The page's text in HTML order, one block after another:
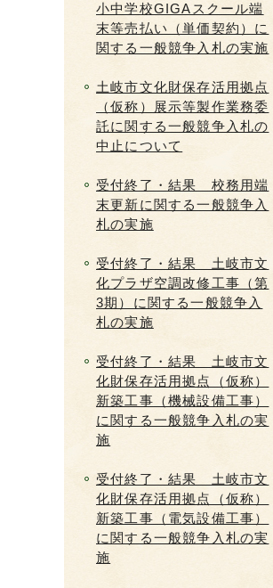
小中学校GIGAスクール端
末等売払い（単価契約）に
関する一般競争入札の実施
土岐市文化財保存活用拠点
（仮称）展示等製作業務委
託に関する一般競争入札の
中止について
受付終了・結果 校務用端
末更新に関する一般競争入
札の実施
受付終了・結果 土岐市文
化プラザ空調改修工事（第
3期）に関する一般競争入
札の実施
受付終了・結果 土岐市文
化財保存活用拠点（仮称）
新築工事（機械設備工事）
に関する一般競争入札の実
施
受付終了・結果 土岐市文
化財保存活用拠点（仮称）
新築工事（電気設備工事）
に関する一般競争入札の実
施